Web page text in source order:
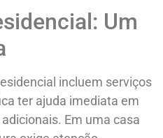
Um
incluem serviços
ter ajuda imediata em
Em uma casa